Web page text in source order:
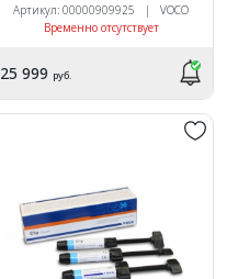
Артикул: 00000909925 | VOCO
Временно отсутствует
25 999 руб.